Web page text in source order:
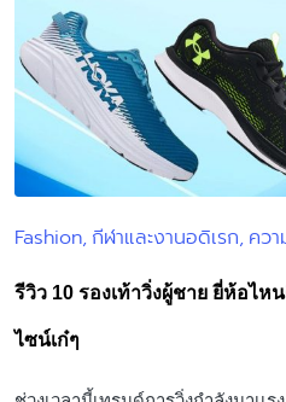
Posted
Fashion กีฬาและงานอดิเรก คว
รีวิว 10 รองเท้าวิ่งผู้ชาย ยี่ห้อไห
ไซน์เก๋ๆ